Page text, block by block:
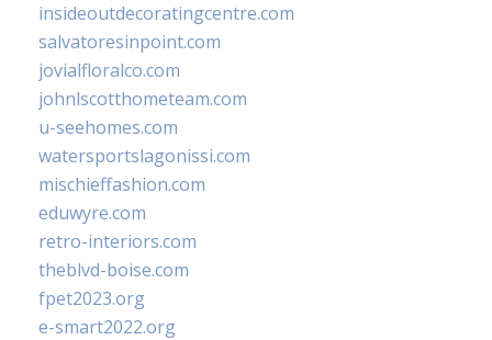
insideoutdecoratingcentre.com
salvatoresinpoint.com
jovialfloralco.com
johnlscotthometeam.com
u-seehomes.com
watersportslagonissi.com
mischieffashion.com
eduwyre.com
retro-interiors.com
theblvd-boise.com
fpet2023.org
e-smart2022.org